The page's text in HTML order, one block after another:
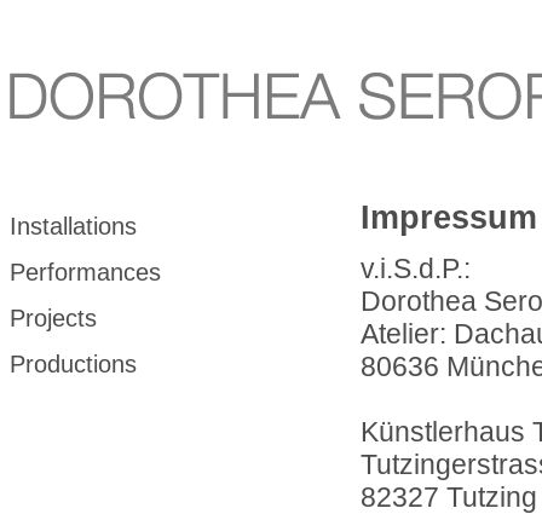
Installations
Performances
Projects
Productions
Impressum
v.i.S.d.P.:
Dorothea
Atelier:
80636
Künstlerhaus
82327 Tutzing